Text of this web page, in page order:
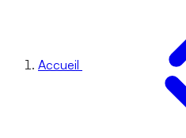
Accueil